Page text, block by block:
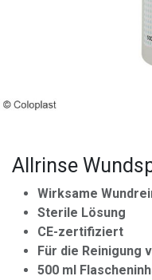
Allrinse
Wirksame
Sterile Lösung
CE-zertifiziert
Für die Reinigung
500 ml